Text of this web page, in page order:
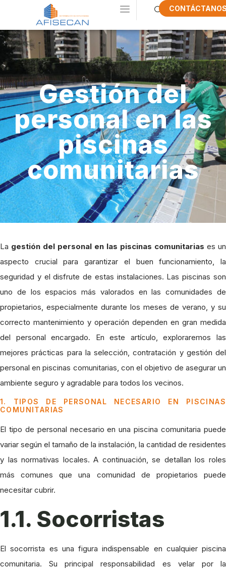
Gestión del
personal en las
piscinas
comunitarias
La gestión del personal en las piscinas comunitarias es un
aspecto crucial para garantizar el buen funcionamiento, la
seguridad y el disfrute de estas instalaciones. Las piscinas son
uno de los espacios más valorados en las comunidades de
propietarios, especialmente durante los meses de verano, y su
correcto mantenimiento y operación dependen en gran medida
del personal encargado. En este artículo, exploraremos las
mejores prácticas para la selección, contratación y gestión del
personal en piscinas comunitarias, con el objetivo de asegurar un
ambiente seguro y agradable para todos los vecinos.
1. TIPOS DE PERSONAL NECESARIO EN PISCINAS
COMUNITARIAS
El tipo de personal necesario en una piscina comunitaria puede
variar según el tamaño de la instalación, la cantidad de residentes
y las normativas locales. A continuación, se detallan los roles
más comunes que una comunidad de propietarios puede
necesitar cubrir.
1.1. Socorristas
El socorrista es una figura indispensable en cualquier piscina
comunitaria. Su principal responsabilidad es velar por la